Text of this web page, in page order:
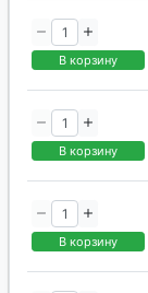
В корзину
В корзину
В корзину